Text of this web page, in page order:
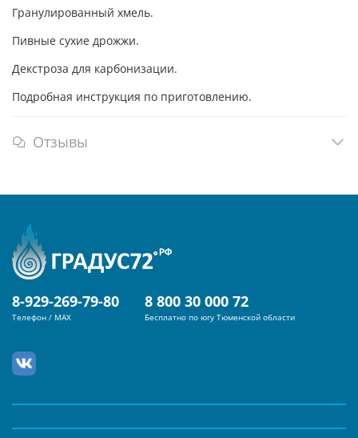
Гранулированный хмель.
Пивные сухие дрожжи.
Декстроза для карбонизации.
Подробная инструкция по приготовлению.
Отзывы
8-929-269-79-80
Телефон / MAX
8 800 30 000 72
Бесплатно по югу Тюменской области